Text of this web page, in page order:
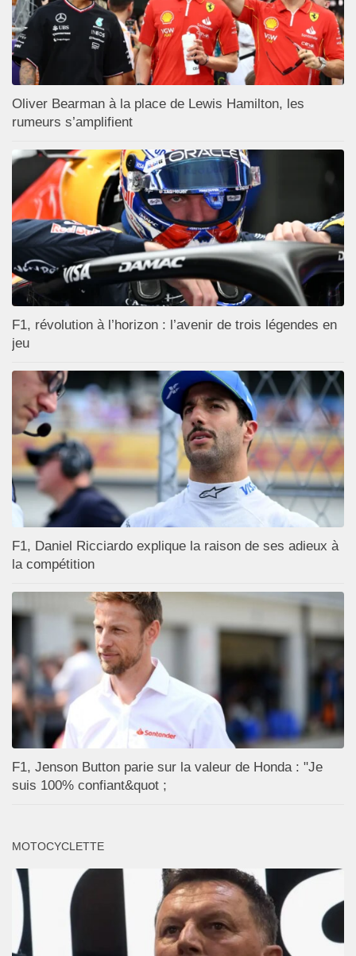
Oliver Bearman à la place de Lewis Hamilton, les
rumeurs s’amplifient
F1, révolution à l’horizon : l’avenir de trois légendes en
jeu
F1, Daniel Ricciardo explique la raison de ses adieux à
la compétition
F1, Jenson Button parie sur la valeur de Honda : "Je
suis 100% confiant&quot ;
MOTOCYCLETTE